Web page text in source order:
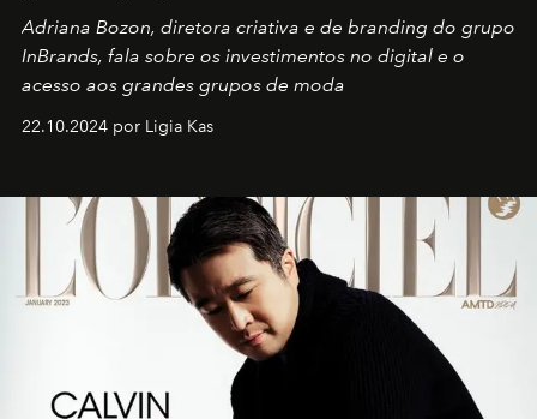
Adriana Bozon, diretora criativa e de branding do grupo
InBrands, fala sobre os investimentos no digital e o
acesso aos grandes grupos de moda
22.10.2024 por Ligia Kas